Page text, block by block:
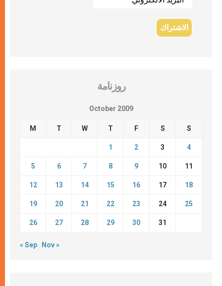
روزنامة
October 2009
M T W T F S S
1 2 3 4
5 6 7 8 9 10 11
12 13 14 15 16 17 18
19 20 21 22 23 24 25
26 27 28 29 30 31
« Sep Nov »